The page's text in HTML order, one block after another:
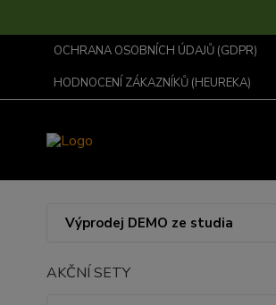
OCHRANA OSOBNÍCH ÚDAJŮ (GDPR)
HODNOCENÍ ZÁKAZNÍKŮ (HEUREKA)
Výprodej DEMO ze studia
AKČNÍ SETY